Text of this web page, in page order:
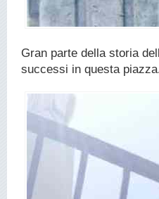
Gran parte della storia
successi in questa